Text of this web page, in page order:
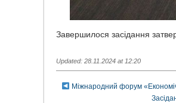
Завершилося засідання
Updated: 28.11.2024 at 12:20
Міжнародний форум